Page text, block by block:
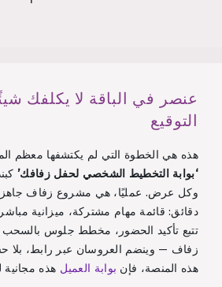
عنصر في الباقة لا يكلفك
التوقيع
هذه هي الخطوة التي لم يكتشفها معظم
‘بوابة التخطيط الشخصي لحفل زفافك’
وكل عرض. عمليًا، هي مشروع زفاف جاهز
دقائق: قائمة مهام مشتركة، ميزانية
تتبع تأكيد الحضور، مخطط جلوس بالسحب
زفاف — وينضم العروسان عبر رابط، بلا
هذه المنصة، فإن بوابة العميل هذه مجانية